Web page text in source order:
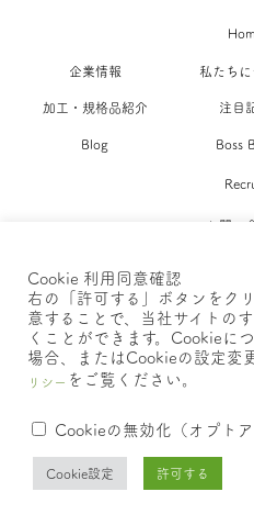
企業情報 私たち
加工・規格品紹介 注目
Blog Boss
お問い
Copyright © 2022 o-cello
Cookie 利用同意確認
右の「許可する」ボタンをク
意することで、当社サイトの
くことができます。Cookieに
場合、またはCookieの設定変
リシー をご覧ください。
Cookieの無効化（オプトア
Cookie設定 許可する